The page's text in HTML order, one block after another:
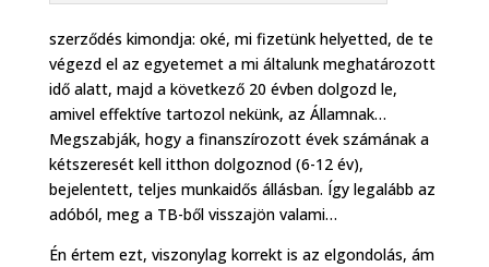
szerződés kimondja: oké, mi fizetünk helyetted, de te
végezd el az egyetemet a mi általunk meghatározott
idő alatt, majd a következő 20 évben dolgozd le,
amivel effektíve tartozol nekünk, az Államnak…
Megszabják, hogy a finanszírozott évek számának a
kétszeresét kell itthon dolgoznod (6-12 év),
bejelentett, teljes munkaidős állásban. Így legalább az
adóból, meg a TB-ből visszajön valami…
Én értem ezt, viszonylag korrekt is az elgondolás, ám